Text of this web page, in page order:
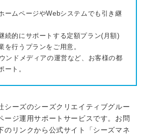
ームページやWebシステムでも引き継
続的にサポートする定額プラン(月額)
を行うプランをご用意。
ンドメディアの運営など、お客様の都
ート。
シーズのシーズクリエイティブグルー
ージ運用サポートサービスです。お問
のリンクから公式サイト「シーズマネ